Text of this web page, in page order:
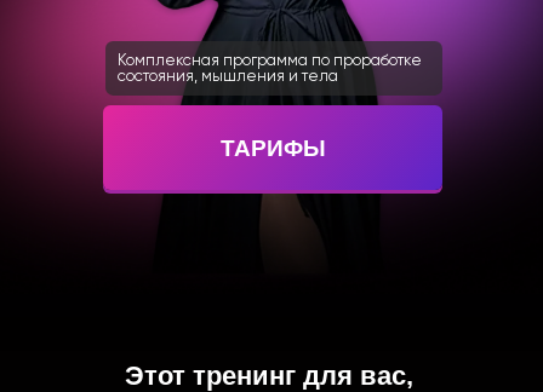
ТАРИФЫ
Комплексная программа по проработке
состояния, мышления и тела
Этот тренинг для вас,